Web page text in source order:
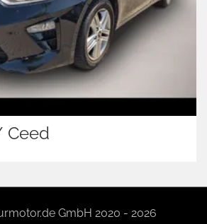
Ford Puma
GmbH 2020 - 2026